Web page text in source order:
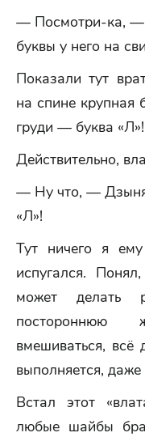
— Посмотри-ка, —
буквы у него на
Показали тут
на спине крупная
груди — буква «Л»!
Действительно,
— Ну что, — Дзыня
«Л»!
Тут ничего я
испугался.
может
постороннюю
вмешиваться, всё
выполняется,
Встал этот
любые шайбы